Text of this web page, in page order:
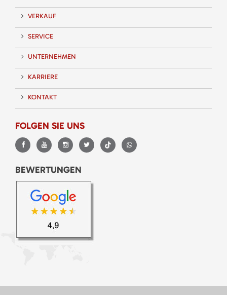
VERKAUF
SERVICE
UNTERNEHMEN
KARRIERE
KONTAKT
FOLGEN SIE UNS
BEWERTUNGEN